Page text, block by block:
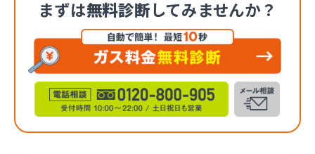
まずは無料診断してみませんか？